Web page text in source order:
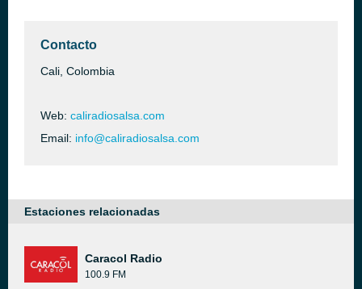
Contacto
Cali, Colombia
Web: caliradiosalsa.com
Email: info@caliradiosalsa.com
Estaciones relacionadas
Caracol Radio
100.9 FM